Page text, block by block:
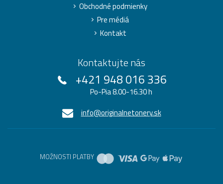
Obchodné podmienky
Pre médiá
Kontakt
Kontaktujte nás
+421 948 016 336
Po-Pia 8.00-16.30 h
info@originalnetonery.sk
MOŽNOSTI PLATBY